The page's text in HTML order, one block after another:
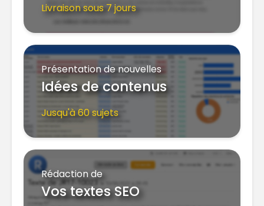
Livraison sous 7 jours
Présentation de nouvelles
Idées de contenus
Jusqu'à 60 sujets
Rédaction de
Vos textes SEO